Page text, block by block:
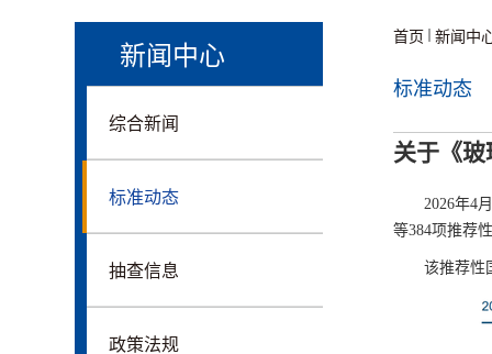
新闻中心
综合新闻
标准动态
抽查信息
政策法规
首页 新闻中
标准动态
关于《
2026年4
等384项推荐
该推荐性